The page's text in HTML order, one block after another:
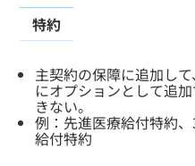
特約
主契約の保障に追加し
にオプションとして追
きない。
例：先進医療給付特約
給付特約